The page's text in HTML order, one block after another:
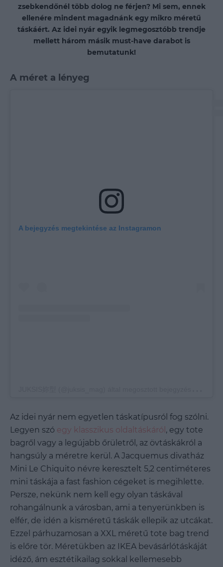
zsebkendőnél több dolog ne férjen? Mi sem, ennek
ellenére mindent magadnánk egy mikro méretű
táskáért. Az idei nyár egyik legmegosztóbb trendje
mellett három másik must-have darabot is
bemutatunk!
A méret a lényeg
A bejegyzés megtekintése az Instagramon
Az idei nyár nem egyetlen táskatípusról fog szólni.
Legyen szó egy klasszikus oldaltáskáról , egy tote
bagről vagy a legújabb őrületről, az övtáskákról a
hangsúly a méretre kerül. A Jacquemus divatház
Mini Le Chiquito névre keresztelt 5,2 centiméteres
mini táskája a fast fashion cégeket is megihlette.
Persze, nekünk nem kell egy olyan táskával
rohangálnunk a városban, ami a tenyerünkben is
elfér, de idén a kisméretű táskák ellepik az utcákat.
Ezzel párhuzamosan a XXL méretű tote bag trend
is előre tör. Méretükben az IKEA bevásárlótáskáját
idéző, ám esztétikailag sokkal kellemesebb